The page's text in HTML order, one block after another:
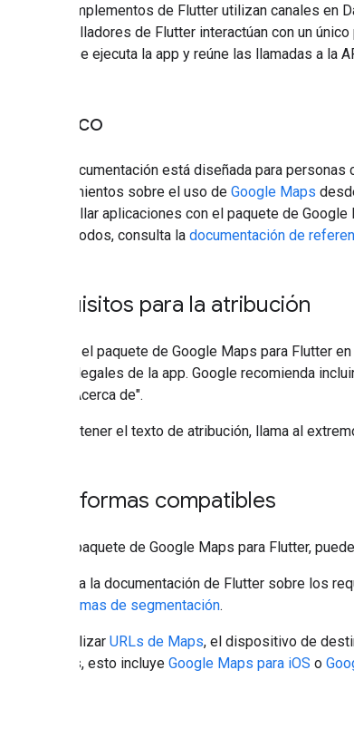
Los complementos de Flutter utilizan canales en
desarrolladores de Flutter interactúan con un
la que se ejecuta la app y reúne las llamadas a la
Público
Esta documentación está diseñada para
conocimientos sobre el uso de Google Maps
desarrollar aplicaciones con el paquete de
los métodos, consulta la documentación de
Requisitos para la atribución
Si usas el paquete de Google Maps para Flutter
avisos legales de la app. Google recomienda
menú "Acerca de".
Para obtener el texto de atribución, llama al
Plataformas compatibles
Con el paquete de Google Maps para Flutter,
Consulta la documentación de Flutter sobre los
plataformas de segmentación.
Para utilizar URLs de Maps, el dispositivo de
móviles, esto incluye Google Maps para iOS o